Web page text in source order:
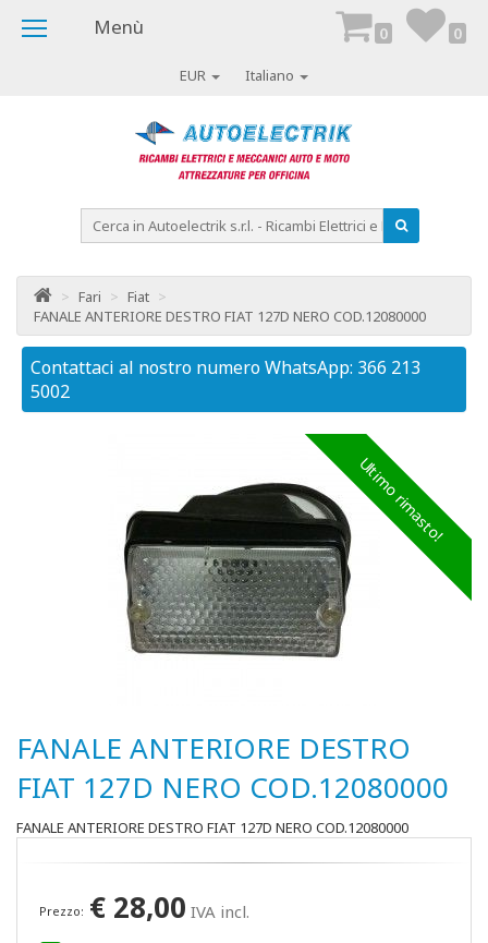
EUR Italiano
0 0
Menù
> Fari > Fiat >
FANALE ANTERIORE DESTRO FIAT 127D NERO COD.12080000
Contattaci al nostro numero WhatsApp: 366 213
5002
Ultimo rimasto!
FANALE ANTERIORE DESTRO
FIAT 127D NERO COD.12080000
FANALE ANTERIORE DESTRO FIAT 127D NERO COD.12080000
Prezzo: € 28,00 IVA incl.